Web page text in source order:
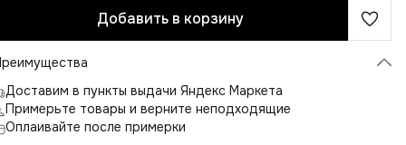
Добавить в корзину
Доставим в пункты выдачи Яндекс Маркета
Примерьте товары и верните неподходящие
Оплаивайте после примерки